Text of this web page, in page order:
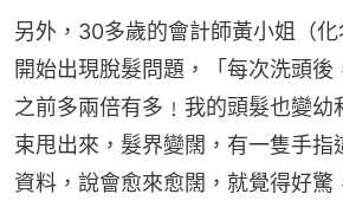
另外，30多歲的會計師黃小姐（化
開始出現脫髮問題，「每次洗頭後
之前多兩倍有多﹗我的頭髮也變幼
束甩出來，髮界變闊，有一隻手指
資料，說會愈來愈闊，就覺得好驚